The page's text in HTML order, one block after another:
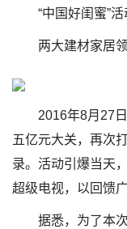
“中国好闺蜜”
两大建材家居
2016年8月27
五亿元大关，再次
录。活动引爆当天
超级电视，以回馈
据悉，为了本